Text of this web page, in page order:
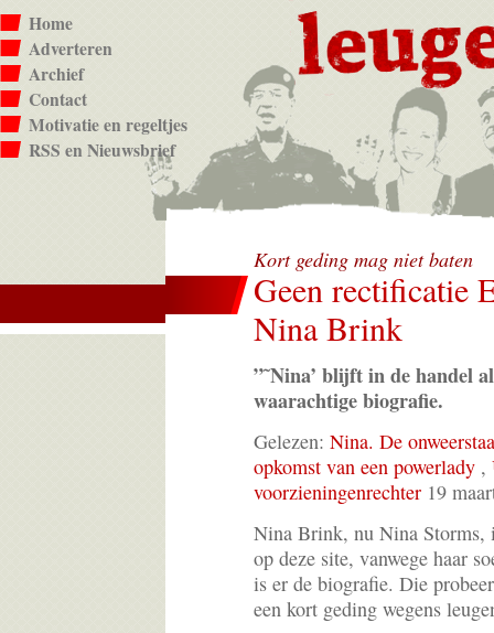
Home
Adverteren
Archief
Contact
Motivatie en regeltjes
RSS en Nieuwsbrief
Kort geding mag niet baten
Geen rectificatie
Nina Brink
”˜Nina’ blijft in de handel
waarachtige biografie.
Gelezen: Nina. De
opkomst van een powerlady ,
voorzieningenrechter 19
Nina Brink, nu Nina Storms,
op deze site, vanwege haar
is er de biografie. Die
een kort geding wegens